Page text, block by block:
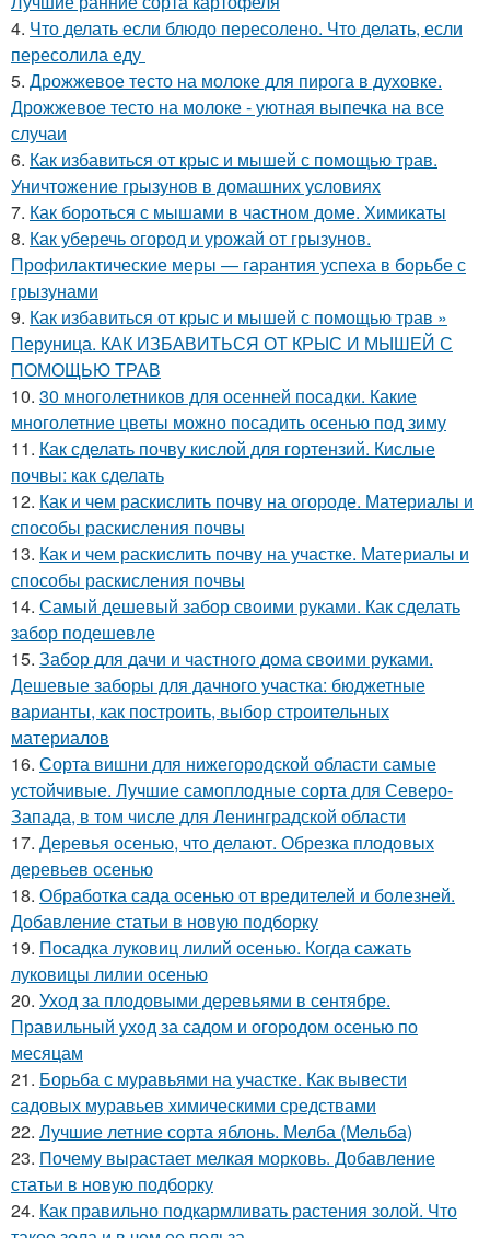
4. Что делать если блюдо пересолено. Что делать, если
пересолила еду
5. Дрожжевое тесто на молоке для пирога в духовке.
Дрожжевое тесто на молоке - уютная выпечка на все
случаи
6. Как избавиться от крыс и мышей с помощью трав.
Уничтожение грызунов в домашних условиях
7. Как бороться с мышами в частном доме. Химикаты
8. Как уберечь огород и урожай от грызунов.
Профилактические меры — гарантия успеха в борьбе с
грызунами
9. Как избавиться от крыс и мышей с помощью трав »
Перуница. КАК ИЗБАВИТЬСЯ ОТ КРЫС И МЫШЕЙ С
ПОМОЩЬЮ ТРАВ
10. 30 многолетников для осенней посадки. Какие
многолетние цветы можно посадить осенью под зиму
11. Как сделать почву кислой для гортензий. Кислые
почвы: как сделать
12. Как и чем раскислить почву на огороде. Материалы и
способы раскисления почвы
13. Как и чем раскислить почву на участке. Материалы и
способы раскисления почвы
14. Самый дешевый забор своими руками. Как сделать
забор подешевле
15. Забор для дачи и частного дома своими руками.
Дешевые заборы для дачного участка: бюджетные
варианты, как построить, выбор строительных
материалов
16. Сорта вишни для нижегородской области самые
устойчивые. Лучшие самоплодные сорта для Северо-
Запада, в том числе для Ленинградской области
17. Деревья осенью, что делают. Обрезка плодовых
деревьев осенью
18. Обработка сада осенью от вредителей и болезней.
Добавление статьи в новую подборку
19. Посадка луковиц лилий осенью. Когда сажать
луковицы лилии осенью
20. Уход за плодовыми деревьями в сентябре.
Правильный уход за садом и огородом осенью по
месяцам
21. Борьба с муравьями на участке. Как вывести
садовых муравьев химическими средствами
22. Лучшие летние сорта яблонь. Мелба (Мельба)
23. Почему вырастает мелкая морковь. Добавление
статьи в новую подборку
24. Как правильно подкармливать растения золой. Что